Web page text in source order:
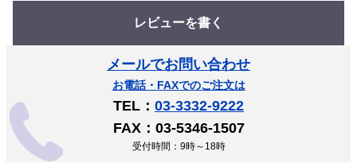
レビューを書く
メールでお問い合わせ
お電話・FAXでのご注文は
TEL： 03-3332-9222
FAX：03-5346-1507
受付時間：9時～18時